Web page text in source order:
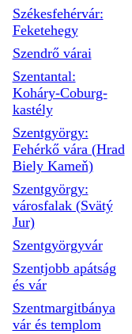
Székesfehérvár:
Feketehegy
Szendrő várai
Szentantal:
Koháry-Coburg-
kastély
Szentgyörgy:
Fehérkő vára (Hrad
Biely Kameň)
Szentgyörgy:
városfalak (Svätý
Jur)
Szentgyörgyvár
Szentjobb apátság
és vár
Szentmargitbánya
vár és templom